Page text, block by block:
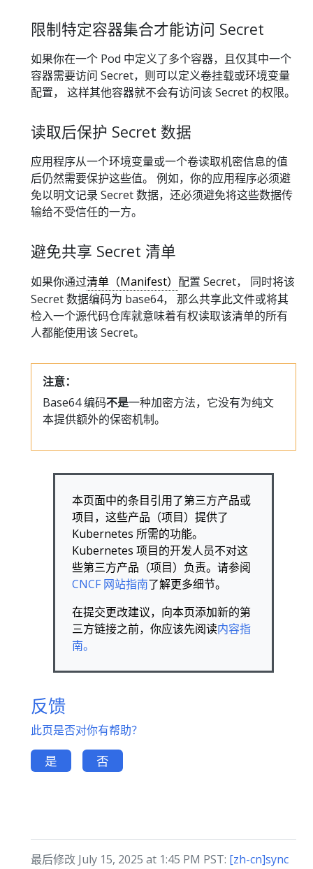
限制特定容器集合才能访问 Secret
如果你在一个 Pod 中定义了多个容器，且仅其中一个
容器需要访问 Secret，则可以定义卷挂载或环境变量
配置， 这样其他容器就不会有访问该 Secret 的权限。
读取后保护 Secret 数据
应用程序从一个环境变量或一个卷读取机密信息的值
后仍然需要保护这些值。 例如，你的应用程序必须避
免以明文记录 Secret 数据，还必须避免将这些数据传
输给不受信任的一方。
避免共享 Secret 清单
如果你通过清单（Manifest） 配置 Secret， 同时将该
Secret 数据编码为 base64， 那么共享此文件或将其
检入一个源代码仓库就意味着有权读取该清单的所有
人都能使用该 Secret。
注意：
Base64 编码不是一种加密方法，它没有为纯文
本提供额外的保密机制。
本页面中的条目引用了第三方产品或
项目，这些产品（项目）提供了
Kubernetes 所需的功能。
Kubernetes 项目的开发人员不对这
些第三方产品（项目）负责。请参阅
CNCF 网站指南了解更多细节。
在提交更改建议，向本页添加新的第
三方链接之前，你应该先阅读内容指
南。
反馈
此页是否对你有帮助？
是 否
最后修改 July 15, 2025 at 1:45 PM PST: [zh-cn]sync